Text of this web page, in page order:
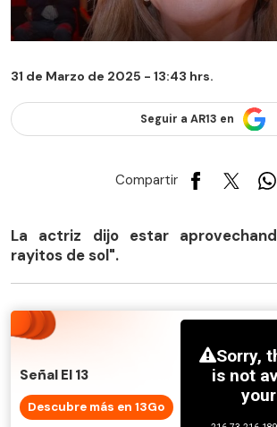
31 de Marzo de 2025 - 13:43 hrs.
Seguir a AR13 en
Compartir
La actriz dijo estar
rayitos de sol".
Señal El 13
Descubre más en 13Go